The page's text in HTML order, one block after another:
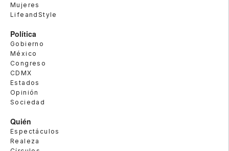
Mujeres
LifeandStyle
Política
Gobierno
México
Congreso
CDMX
Estados
Opinión
Sociedad
Quién
Espectáculos
Realeza